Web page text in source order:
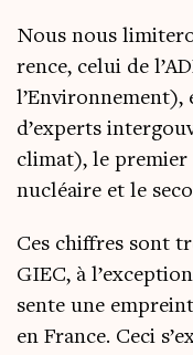
Nous nous
rence, celui de
d’experts
cli­mat), le
nucléaire et le
Ces chiffres sont
GIEC, à
sente une
en France. Ceci